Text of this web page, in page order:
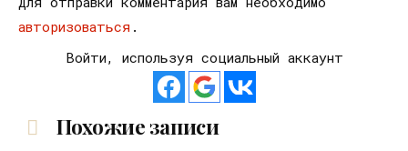
авторизоваться .
Войти, используя социальный аккаунт
Похожие записи